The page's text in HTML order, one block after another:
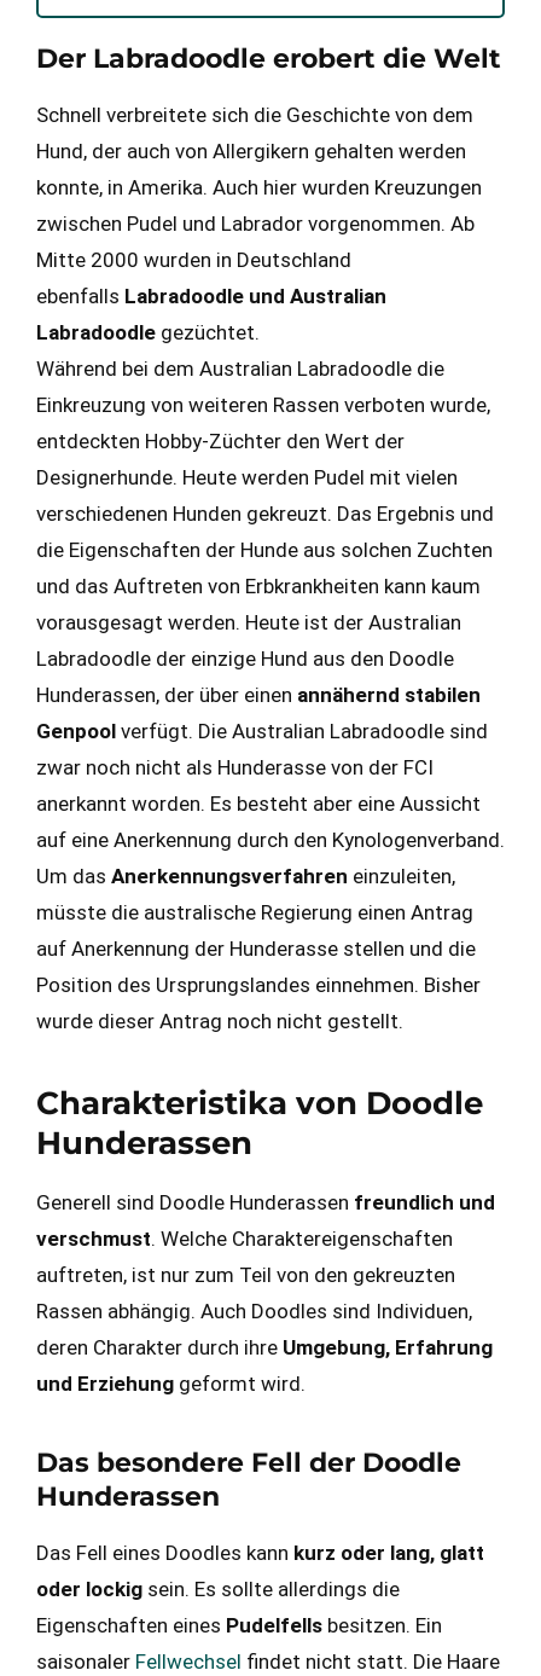
Der Labradoodle erobert die Welt
Schnell verbreitete sich die Geschichte von dem
Hund, der auch von Allergikern gehalten werden
konnte, in Amerika. Auch hier wurden Kreuzungen
zwischen Pudel und Labrador vorgenommen. Ab
Mitte 2000 wurden in Deutschland
ebenfalls Labradoodle und Australian
Labradoodle gezüchtet.
Während bei dem Australian Labradoodle die
Einkreuzung von weiteren Rassen verboten wurde,
entdeckten Hobby-Züchter den Wert der
Designerhunde. Heute werden Pudel mit vielen
verschiedenen Hunden gekreuzt. Das Ergebnis und
die Eigenschaften der Hunde aus solchen Zuchten
und das Auftreten von Erbkrankheiten kann kaum
vorausgesagt werden. Heute ist der Australian
Labradoodle der einzige Hund aus den Doodle
Hunderassen, der über einen annähernd stabilen
Genpool verfügt. Die Australian Labradoodle sind
zwar noch nicht als Hunderasse von der FCI
anerkannt worden. Es besteht aber eine Aussicht
auf eine Anerkennung durch den Kynologenverband.
Um das Anerkennungsverfahren einzuleiten,
müsste die australische Regierung einen Antrag
auf Anerkennung der Hunderasse stellen und die
Position des Ursprungslandes einnehmen. Bisher
wurde dieser Antrag noch nicht gestellt.
Charakteristika von Doodle
Hunderassen
Generell sind Doodle Hunderassen freundlich und
verschmust. Welche Charaktereigenschaften
auftreten, ist nur zum Teil von den gekreuzten
Rassen abhängig. Auch Doodles sind Individuen,
deren Charakter durch ihre Umgebung, Erfahrung
und Erziehung geformt wird.
Das besondere Fell der Doodle
Hunderassen
Das Fell eines Doodles kann kurz oder lang, glatt
oder lockig sein. Es sollte allerdings die
Eigenschaften eines Pudelfells besitzen. Ein
saisonaler Fellwechsel findet nicht statt. Die Haare